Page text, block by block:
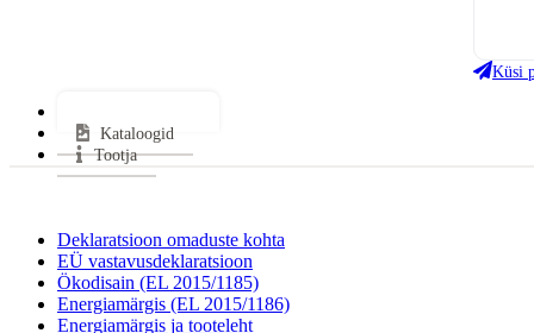
Küsi
Kataloogid
Tootja
Deklaratsioon omaduste kohta
EÜ vastavusdeklaratsioon
Ökodisain (EL 2015/1185)
Energiamärgis (EL 2015/1186)
Energiamärgis ja tooteleht